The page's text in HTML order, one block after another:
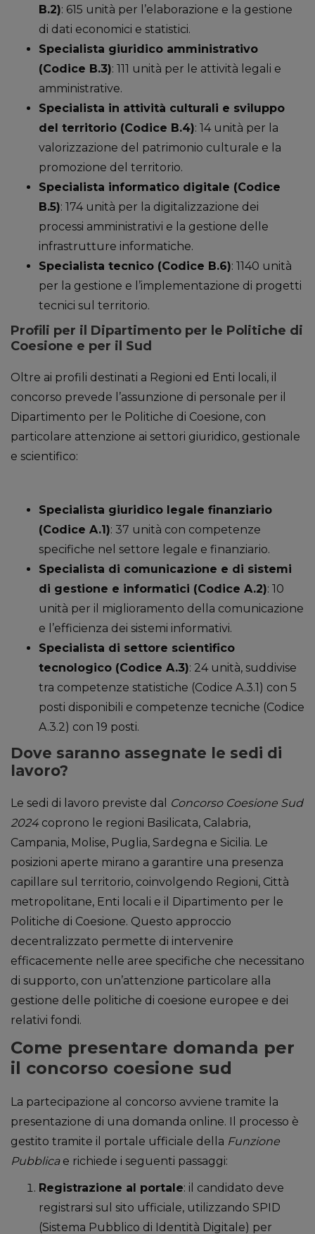
B.2): 615 unità per l’elaborazione e la gestione
di dati economici e statistici.
Specialista giuridico amministrativo
(Codice B.3): 111 unità per le attività legali e
amministrative.
Specialista in attività culturali e sviluppo
del territorio (Codice B.4): 14 unità per la
valorizzazione del patrimonio culturale e la
promozione del territorio.
Specialista informatico digitale (Codice
B.5): 174 unità per la digitalizzazione dei
processi amministrativi e la gestione delle
infrastrutture informatiche.
Specialista tecnico (Codice B.6): 1140 unità
per la gestione e l’implementazione di progetti
tecnici sul territorio.
Profili per il Dipartimento per le Politiche di
Coesione e per il Sud
Oltre ai profili destinati a Regioni ed Enti locali, il
concorso prevede l’assunzione di personale per il
Dipartimento per le Politiche di Coesione, con
particolare attenzione ai settori giuridico, gestionale
e scientifico:
Specialista giuridico legale finanziario
(Codice A.1): 37 unità con competenze
specifiche nel settore legale e finanziario.
Specialista di comunicazione e di sistemi
di gestione e informatici (Codice A.2): 10
unità per il miglioramento della comunicazione
e l’efficienza dei sistemi informativi.
Specialista di settore scientifico
tecnologico (Codice A.3): 24 unità, suddivise
tra competenze statistiche (Codice A.3.1) con 5
posti disponibili e competenze tecniche (Codice
A.3.2) con 19 posti.
Dove saranno assegnate le sedi di
lavoro?
Le sedi di lavoro previste dal
Concorso Coesione Sud
2024coprono le regioni Basilicata, Calabria,
Campania, Molise, Puglia, Sardegna e Sicilia. Le
posizioni aperte mirano a garantire una presenza
capillare sul territorio, coinvolgendo Regioni, Città
metropolitane, Enti locali e il Dipartimento per le
Politiche di Coesione. Questo approccio
decentralizzato permette di intervenire
efficacemente nelle aree specifiche che necessitano
di supporto, con un’attenzione particolare alla
gestione delle politiche di coesione europee e dei
relativi fondi.
Come presentare domanda per
il concorso coesione sud
La partecipazione al concorso avviene tramite la
presentazione di una domanda online. Il processo è
gestito tramite il portale ufficiale della Funzione
Pubblicae richiede i seguenti passaggi:
Registrazione al portale: il candidato deve
registrarsi sul sito ufficiale, utilizzando SPID
(Sistema Pubblico di Identità Digitale) per